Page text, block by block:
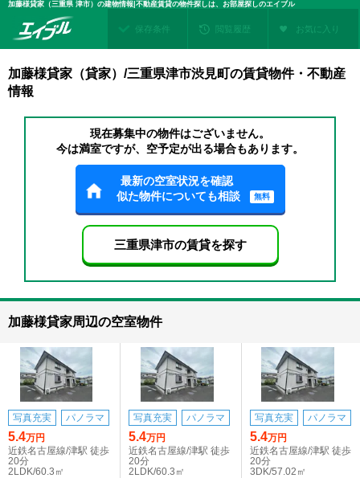
加藤様貸家（三重県 津市）の建物情報|不動産賃貸の物件探しは、お部屋探しのエイブル
保存条件 閲覧履歴 お気に入り
加藤様貸家（貸家）/三重県津市渋見町の賃貸物件・不動産
情報
現在募集中の物件はございません。
今は満室ですが、空予定が出る場合もあります。
最新の空室状況を確認
似た物件についても相談
無料
三重県津市の賃貸を探す
加藤様貸家周辺の空室物件
写真充実 パノラマ
5.4万円
近鉄名古屋線/津駅 徒歩
20分
2LDK/60.3㎡
写真充実 パノラマ
5.4万円
近鉄名古屋線/津駅 徒歩
20分
2LDK/60.3㎡
写真充実 パノラマ
5.4万円
近鉄名古屋線/津駅 徒歩
20分
3DK/57.02㎡